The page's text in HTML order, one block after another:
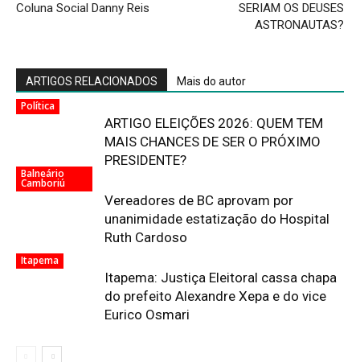
Coluna Social Danny Reis
SERIAM OS DEUSES
ASTRONAUTAS?
ARTIGOS RELACIONADOS Mais do autor
Política
ARTIGO ELEIÇÕES 2026: QUEM TEM
MAIS CHANCES DE SER O PRÓXIMO
PRESIDENTE?
Balneário
Camboriú
Vereadores de BC aprovam por
unanimidade estatização do Hospital
Ruth Cardoso
Itapema
Itapema: Justiça Eleitoral cassa chapa
do prefeito Alexandre Xepa e do vice
Eurico Osmari